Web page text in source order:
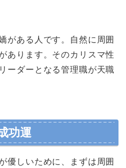
がある人です。自然に周囲
あります。そのカリスマ性
ーダーとなる管理職が天職
功運
優しいために、まずは周囲